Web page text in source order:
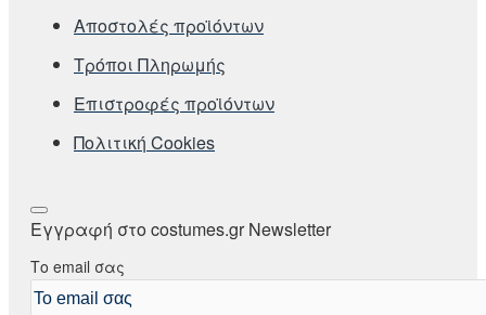
Αποστολές προϊόντων
Τρόποι Πληρωμής
Επιστροφές προϊόντων
Πολιτική Cookies
Εγγραφή στο costumes.gr Newsletter
Το email σας